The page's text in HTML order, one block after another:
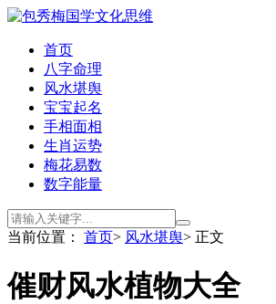
首页
八字命理
风水堪舆
宝宝起名
手相面相
生肖运势
梅花易数
数字能量
当前位置： 首页> 风水堪舆> 正文
催财风水植物大全